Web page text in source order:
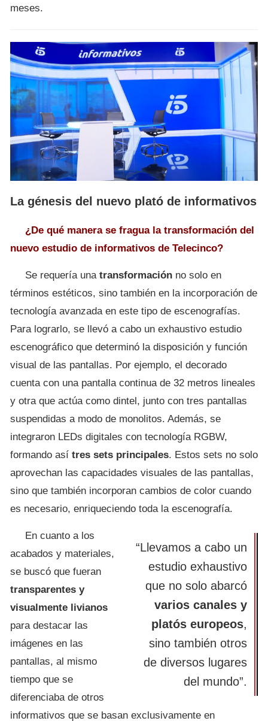
meses.
La génesis del nuevo plató de informativos
¿De qué manera se fragua la transformación del
nuevo estudio de informativos de Telecinco?
Se requería una transformación no solo en
términos estéticos, sino también en la incorporación de
tecnología avanzada en este tipo de escenografías.
Para lograrlo, se llevó a cabo un exhaustivo estudio
escenográfico que determinó la disposición y función
visual de las pantallas. Por ejemplo, el decorado
cuenta con una pantalla continua de 32 metros lineales
y otra que actúa como dintel, junto con tres pantallas
suspendidas a modo de monolitos. Además, se
integraron LEDs digitales con tecnología RGBW,
formando así tres sets principales. Estos sets no solo
aprovechan las capacidades visuales de las pantallas,
sino que también incorporan cambios de color cuando
es necesario, enriqueciendo toda la escenografía.
“Llevamos a cabo un
estudio exhaustivo
que no solo abarcó
varios canales y
platós europeos,
sino también otros
de diversos lugares
del mundo”.
En cuanto a los
acabados y materiales,
se buscó que fueran
transparentes y
visualmente livianos
para destacar las
imágenes en las
pantallas, al mismo
tiempo que se
diferenciaba de otros
informativos que se basan exclusivamente en